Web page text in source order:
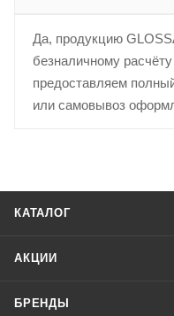
Да, продукцию
безналичному
предоставляем
или самовывоз
КАТАЛОГ
АКЦИИ
БРЕНДЫ